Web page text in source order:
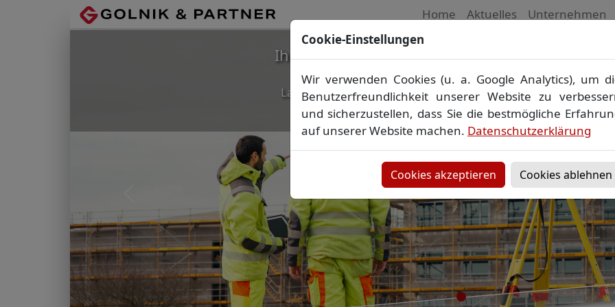
Home Aktuelles Unternehmen
Ihr Vermessungsbüro in Mecklenburg-
Wir vermessen Ihr Grundstück
Lageplan▪Absteckung▪Bauvermessung▪
Grenzfeststellung
▪Amtliche Auskünfte und Auszüge
Cookie-Einstellungen
Wir verwenden Cookies (u. a. Google Analytics), um
Benutzerfreundlichkeit unserer Website zu
und sicherzustellen, dass Sie die bestmögliche
auf unserer Website machen. Datenschutzerklärung
Cookies akzeptieren Cookies ablehnen